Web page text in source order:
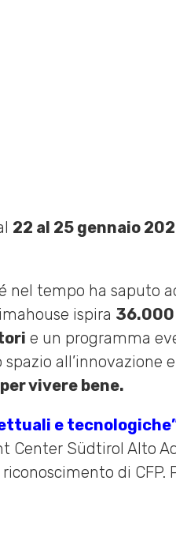
22 al 25 gennaio
tempo ha saputo
ispira
e un programma
all’innovazione
vivere bene.
e
Center Südtirol Alto
di CFP.